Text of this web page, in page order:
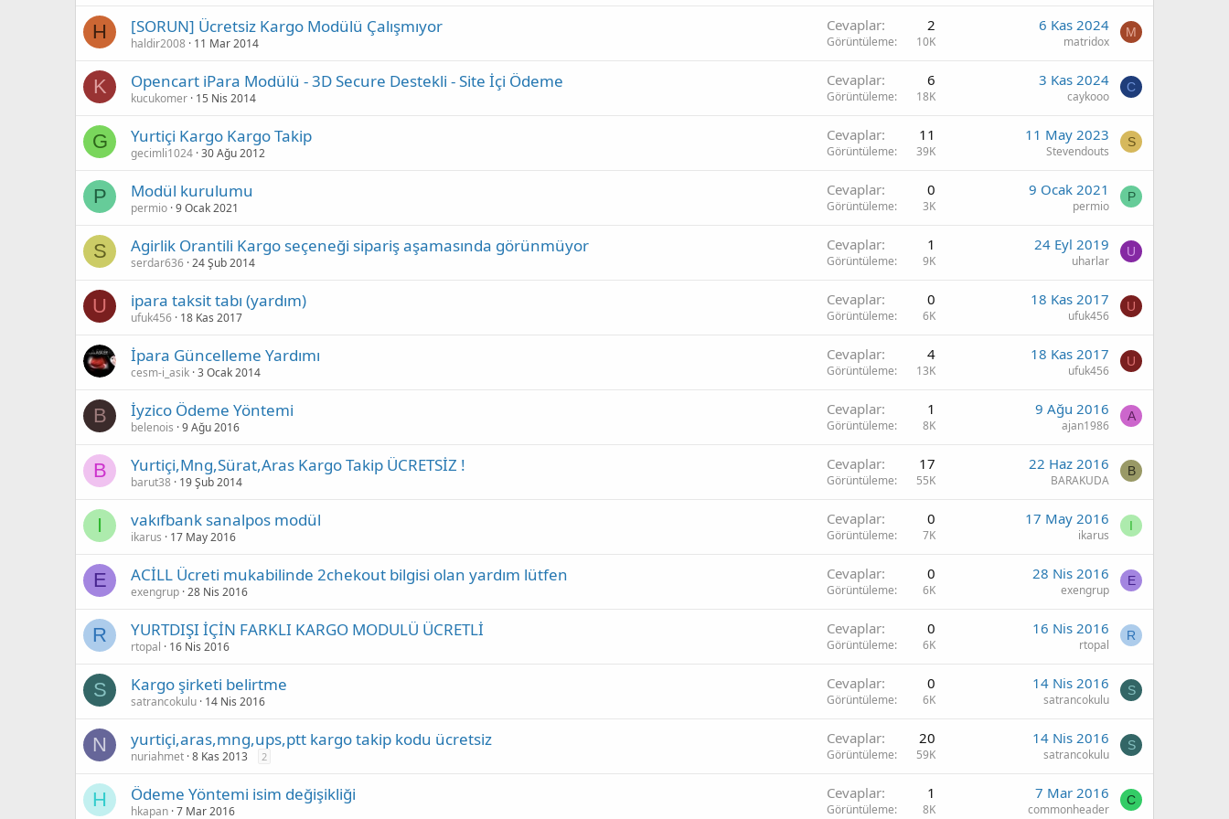
H [SORUN] Ücretsiz Kargo Modülü Çalışmıyor
haldir2008 11 Mar 2014
Cevaplar 2
Görüntüleme 10K
6 Kas 2024
matridox
M
K Opencart iPara Modülü - 3D Secure Destekli - Site İçi Ödeme
kucukomer 15 Nis 2014
Cevaplar 6
Görüntüleme 18K
3 Kas 2024
caykooo
C
G Yurtiçi Kargo Kargo Takip
gecimli1024 30 Ağu 2012
Cevaplar 11
Görüntüleme 39K
11 May 2023
Stevendouts
S
P Modül kurulumu
permio 9 Ocak 2021
Cevaplar 0
Görüntüleme 3K
9 Ocak 2021
permio
P
S Agirlik Orantili Kargo seçeneği sipariş aşamasında görünmüyor
serdar636 24 Şub 2014
Cevaplar 1
Görüntüleme 9K
24 Eyl 2019
uharlar
U
U ipara taksit tabı (yardım)
ufuk456 18 Kas 2017
Cevaplar 0
Görüntüleme 6K
18 Kas 2017
ufuk456
U
İpara Güncelleme Yardımı
cesm-i_asik 3 Ocak 2014
Cevaplar 4
Görüntüleme 13K
18 Kas 2017
ufuk456
U
B İyzico Ödeme Yöntemi
belenois 9 Ağu 2016
Cevaplar 1
Görüntüleme 8K
9 Ağu 2016
ajan1986
A
B Yurtiçi,Mng,Sürat,Aras Kargo Takip ÜCRETSİZ !
barut38 19 Şub 2014
Cevaplar 17
Görüntüleme 55K
22 Haz 2016
BARAKUDA
B
I vakıfbank sanalpos modül
ikarus 17 May 2016
Cevaplar 0
Görüntüleme 7K
17 May 2016
ikarus
I
E ACİLL Ücreti mukabilinde 2chekout bilgisi olan yardım lütfen
exengrup 28 Nis 2016
Cevaplar 0
Görüntüleme 6K
28 Nis 2016
exengrup
E
R YURTDIŞI İÇİN FARKLI KARGO MODULÜ ÜCRETLİ
rtopal 16 Nis 2016
Cevaplar 0
Görüntüleme 6K
16 Nis 2016
rtopal
R
S Kargo şirketi belirtme
satrancokulu 14 Nis 2016
Cevaplar 0
Görüntüleme 6K
14 Nis 2016
satrancokulu
S
N yurtiçi,aras,mng,ups,ptt kargo takip kodu ücretsiz
nuriahmet 8 Kas 2013 2
Cevaplar 20
Görüntüleme 59K
14 Nis 2016
satrancokulu
S
H Ödeme Yöntemi isim değişikliği
hkapan 7 Mar 2016
Cevaplar 1
Görüntüleme 8K
7 Mar 2016
commonheader
C